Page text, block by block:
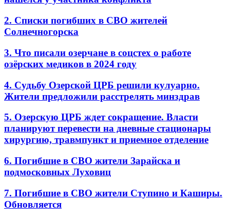
2. Списки погибших в СВО жителей
Солнечногорска
3. Что писали озерчане в соцстех о работе
озёрских медиков в 2024 году
4. Судьбу Озерской ЦРБ решили кулуарно.
Жители предложили расстрелять минздрав
5. Озерскую ЦРБ ждет сокращение. Власти
планируют перевести на дневные стационары
хирургию, травмпункт и приемное отделение
6. Погибшие в СВО жители Зарайска и
подмосковных Луховиц
7. Погибшие в СВО жители Ступино и Каширы.
Обновляется